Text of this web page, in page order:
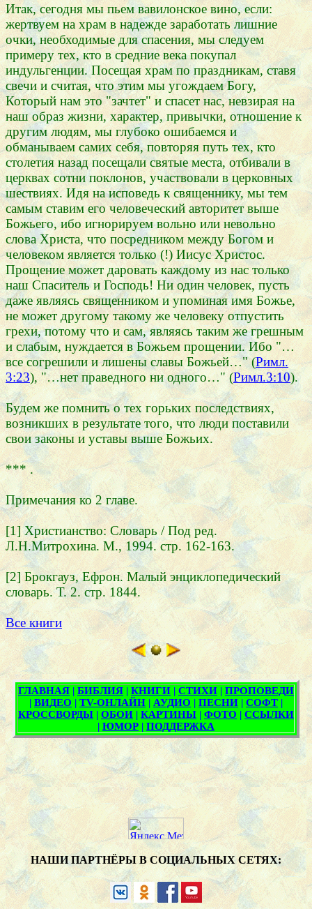
Итак, сегодня мы пьем вавилонское вино, если:
жертвуем на храм в надежде заработать лишние
очки, необходимые для спасения, мы следуем
примеру тех, кто в средние века покупал
индульгенции. Посещая храм по праздникам, ставя
свечи и считая, что этим мы угождаем Богу,
Который нам это "зачтет" и спасет нас, невзирая на
наш образ жизни, характер, привычки, отношение к
другим людям, мы глубоко ошибаемся и
обманываем самих себя, повторяя путь тех, кто
столетия назад посещали святые места, отбивали в
церквах сотни поклонов, участвовали в церковных
шествиях. Идя на исповедь к священнику, мы тем
самым ставим его человеческий авторитет выше
Божьего, ибо игнорируем вольно или невольно
слова Христа, что посредником между Богом и
человеком является только (!) Иисус Христос.
Прощение может даровать каждому из нас только
наш Спаситель и Господь! Ни один человек, пусть
даже являясь священником и упоминая имя Божье,
не может другому такому же человеку отпустить
грехи, потому что и сам, являясь таким же грешным
и слабым, нуждается в Божьем прощении. Ибо "…
все согрешили и лишены славы Божьей…" (Римл.
3:23), "…нет праведного ни одного…" (Римл.3:10).
Будем же помнить о тех горьких последствиях,
возникших в результате того, что люди поставили
свои законы и уставы выше Божьих.
*** .
Примечания ко 2 главе.
[1] Христианство: Словарь / Под ред.
Л.Н.Митрохина. М., 1994. стр. 162-163.
[2] Брокгауз, Ефрон. Малый энциклопедический
словарь. Т. 2. стр. 1844.
Все книги